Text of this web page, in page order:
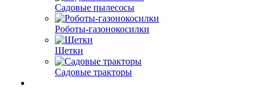
Садовые пылесосы
Роботы-газонокосилки
Щетки
Садовые тракторы